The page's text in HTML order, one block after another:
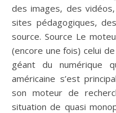
des images, des
sites pédagogiques,
source. Source Le
(encore une fois) celui
géant du numérique
américaine s’est
son moteur de
situation de quasi